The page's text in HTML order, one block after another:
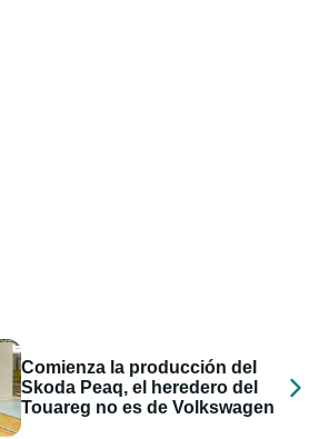
Comienza la producción del
Skoda Peaq, el heredero del
Touareg no es de Volkswagen